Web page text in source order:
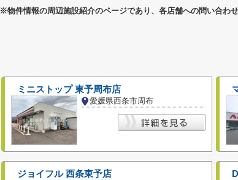
※物件情報の周辺施設紹介のページであり、各店舗への問い合わ
ミニストップ 東予周布店
愛媛県西条市周布
ジョイフル 西条東予店